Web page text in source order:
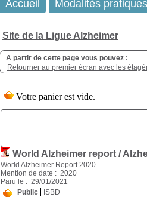
Site de la Ligue Alzheimer
A partir de cette page vous pouvez :
Retourner au premier écran avec les
World Alzheimer report /
World Alzheimer Report 2020
Mention de date : 2020
Paru le : 29/01/2021
Public
ISBD
Accueil Modalités pratiques